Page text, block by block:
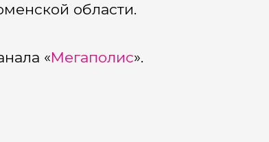
области.
«Мегаполис».